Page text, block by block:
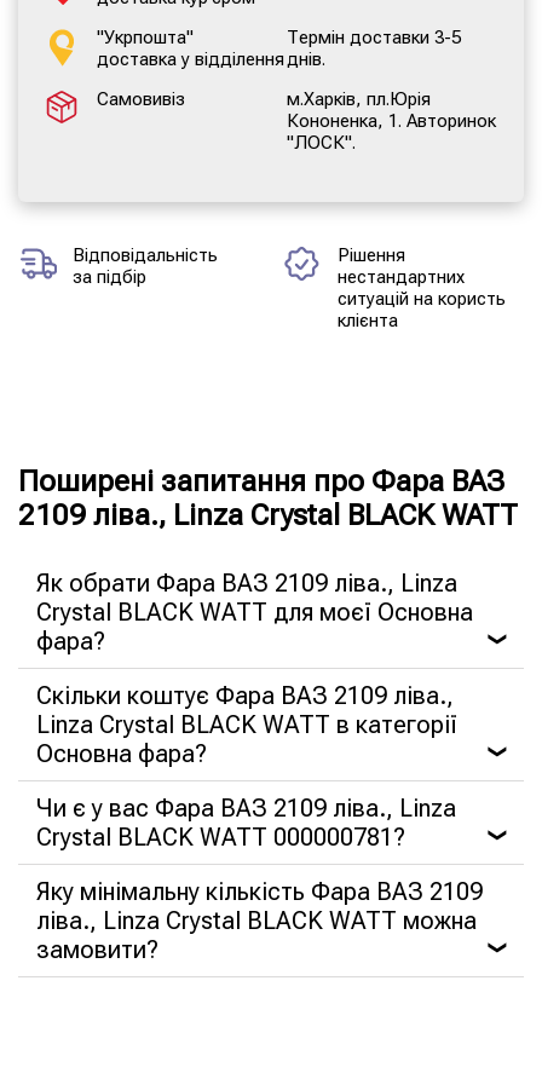
"Укрпошта"
доставка у відділення
Термін доставки 3-5
днів.
Самовивіз
м.Харків, пл.Юрія
Кононенка, 1. Авторинок
"ЛОСК".
Відповідальність
за підбір
Рішення
нестандартних
ситуацій на користь
клієнта
Поширені запитання про Фара ВАЗ
2109 ліва., Linza Crystal BLACK WATT
Як обрати Фара ВАЗ 2109 ліва., Linza
Crystal BLACK WATT для моєї Основна
фара?
❯
Скільки коштує Фара ВАЗ 2109 ліва.,
Linza Crystal BLACK WATT в категорії
Основна фара?
❯
Чи є у вас Фара ВАЗ 2109 ліва., Linza
Crystal BLACK WATT 000000781?
❯
Яку мінімальну кількість Фара ВАЗ 2109
ліва., Linza Crystal BLACK WATT можна
замовити?
❯